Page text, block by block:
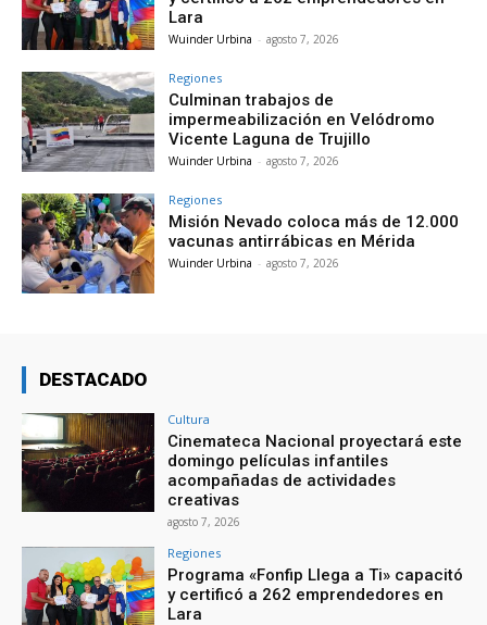
Lara
Wuinder Urbina - agosto 7, 2026
Regiones
Culminan trabajos de
impermeabilización en Velódromo
Vicente Laguna de Trujillo
Wuinder Urbina - agosto 7, 2026
Regiones
Misión Nevado coloca más de 12.000
vacunas antirrábicas en Mérida
Wuinder Urbina - agosto 7, 2026
DESTACADO
Cultura
Cinemateca Nacional proyectará este
domingo películas infantiles
acompañadas de actividades
creativas
agosto 7, 2026
Regiones
Programa «Fonfip Llega a Ti» capacitó
y certificó a 262 emprendedores en
Lara